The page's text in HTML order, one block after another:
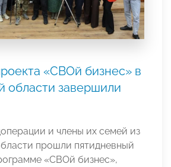
«СВОй бизнес» в
области завершили
и члены их семей из
прошли пятидневный
«СВОй бизнес»,